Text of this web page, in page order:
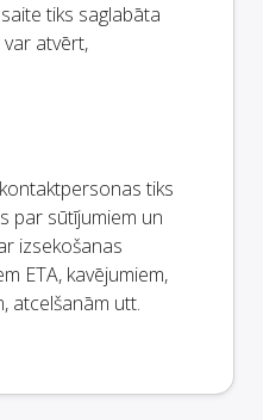
tiks saglabāta
atvērt,
tiks
par sūtījumiem un
izsekošanas
ETA, kavējumiem,
atcelšanām utt.